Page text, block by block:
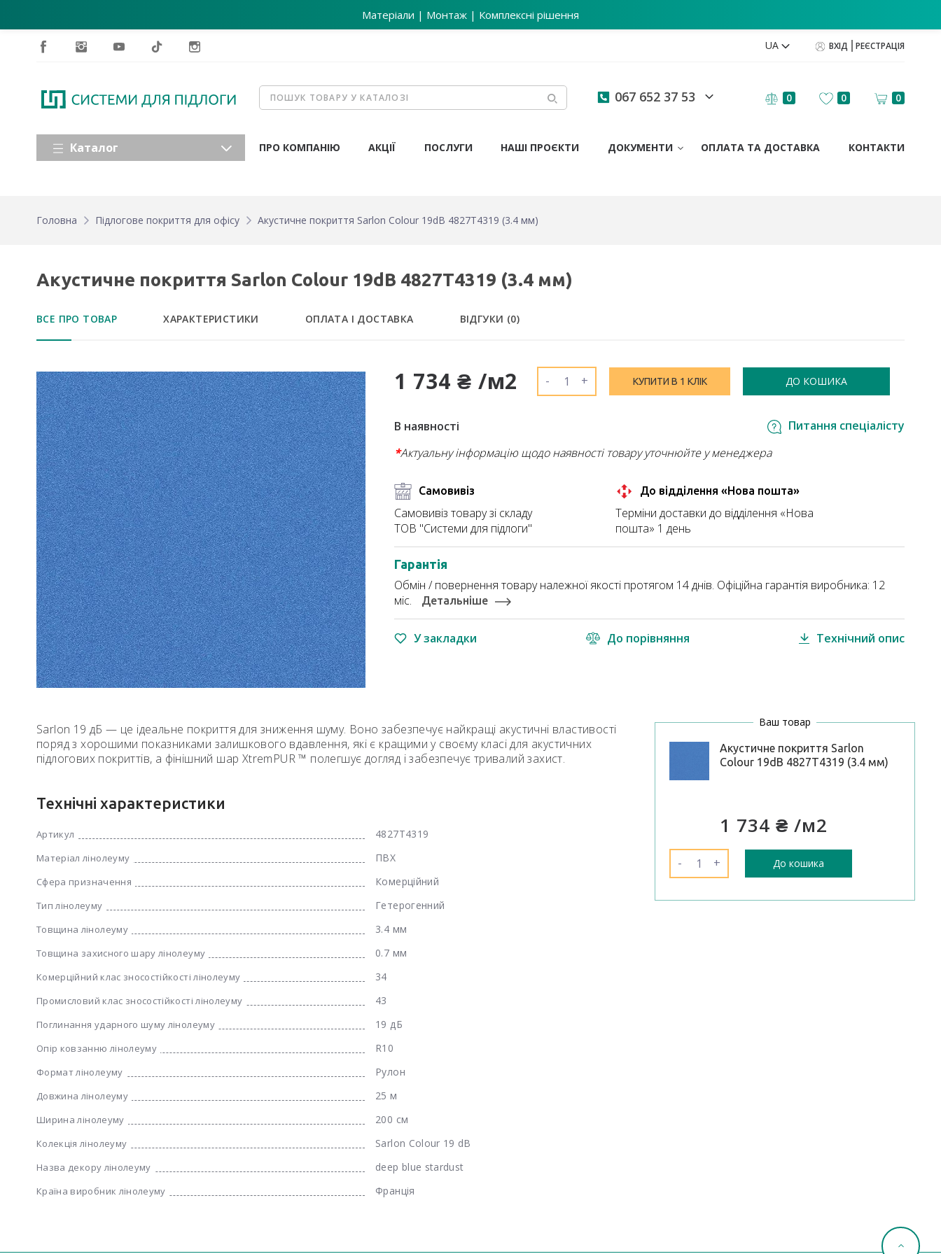
Матеріали | Монтаж | Комплексні рішення
UA ВХІД РЕЄСТРАЦІЯ
067 652 37 53 0 0 0
Каталог ПРО КОМПАНІЮ АКЦІЇ ПОСЛУГИ НАШІ ПРОЄКТИ ДОКУМЕНТИ ОПЛАТА ТА ДОСТАВКА КОНТАКТИ
Головна Підлогове покриття для офісу Акустичне покриття Sarlon Colour 19dB 4827T4319 (3.4 мм)
Акустичне покриття Sarlon Colour 19dB 4827T4319 (3.4 мм)
ВСЕ ПРО ТОВАР ХАРАКТЕРИСТИКИ ОПЛАТА І ДОСТАВКА ВІДГУКИ (0)
1 734 ₴ /м2 - + КУПИТИ В 1 КЛІК ДО КОШИКА
В наявності
Питання спеціалісту
*Актуальну інформацію щодо наявності товару уточнюйте у менеджера
Самовивіз
Самовивіз товару зі складу
ТОВ "Системи для підлоги"
До відділення «Нова пошта»
Терміни доставки до відділення «Нова
пошта» 1 день
Гарантія
Обмін / повернення товару належної якості протягом 14 днів. Офіційна гарантія виробника: 12
міс.
Детальніше
У закладки До порівняння Технічний опис
Sarlon 19 дБ — це ідеальне покриття для зниження шуму. Воно забезпечує найкращі акустичні властивості
поряд з хорошими показниками залишкового вдавлення, які є кращими у своєму класі для акустичних
підлогових покриттів, а фінішний шар XtremPUR ™ полегшує догляд і забезпечує тривалий захист.
Технічні характеристики
Артикул 4827T4319
Матеріал лінолеуму ПВХ
Сфера призначення Комерційний
Тип лінолеуму Гетерогенний
Товщина лінолеуму 3.4 мм
Товщина захисного шару лінолеуму 0.7 мм
Комерційний клас зносостійкості лінолеуму 34
Промисловий клас зносостійкості лінолеуму 43
Поглинання ударного шуму лінолеуму 19 дБ
Опір ковзанню лінолеуму R10
Формат лінолеуму Рулон
Довжина лінолеуму 25 м
Ширина лінолеуму 200 см
Колекція лінолеуму Sarlon Colour 19 dB
Назва декору лінолеуму deep blue stardust
Країна виробник лінолеуму Франція
Ваш товар
Акустичне покриття Sarlon
Colour 19dB 4827T4319 (3.4 мм)
1 734 ₴ /м2
- + До кошика